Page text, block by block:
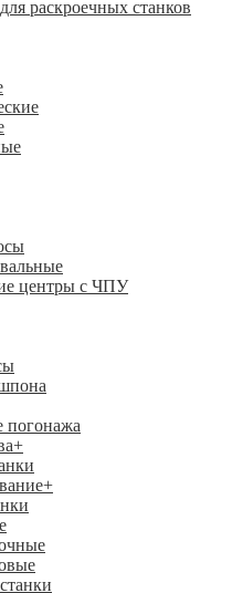
раскроечных станков
центры с ЧПУ
погонажа
+
+